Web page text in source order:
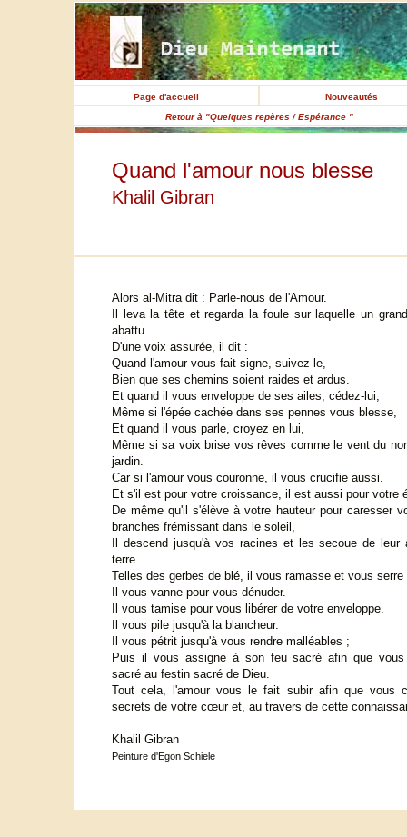
Page d'accueil
Nouveautés
Retour à "Quelques repères / Espérance "
Quand l'amour nous blesse
Khalil Gibran
Alors al-Mitra dit : Parle-nous de l'Amour.
Il leva la tête et regarda la foule sur laquelle un
abattu.
D'une voix assurée, il dit :
Quand l'amour vous fait signe, suivez-le,
Bien que ses chemins soient raides et ardus.
Et quand il vous enveloppe de ses ailes, cédez-lui,
Même si l'épée cachée dans ses pennes vous blesse,
Et quand il vous parle, croyez en lui,
Même si sa voix brise vos rêves comme le vent du
jardin.
Car si l'amour vous couronne, il vous crucifie aussi.
Et s'il est pour votre croissance, il est aussi pour votre
De même qu'il s'élève à votre hauteur pour caresser
branches frémissant dans le soleil,
Il descend jusqu'à vos racines et les secoue de leur
terre.
Telles des gerbes de blé, il vous ramasse et vous serre
Il vous vanne pour vous dénuder.
Il vous tamise pour vous libérer de votre enveloppe.
Il vous pile jusqu'à la blancheur.
Il vous pétrit jusqu'à vous rendre malléables ;
Puis il vous assigne à son feu sacré afin que vous
sacré au festin sacré de Dieu.
Tout cela, l'amour vous le fait subir afin que vous
secrets de votre cœur et, au travers de cette
Khalil Gibran
Peinture d'Egon Schiele